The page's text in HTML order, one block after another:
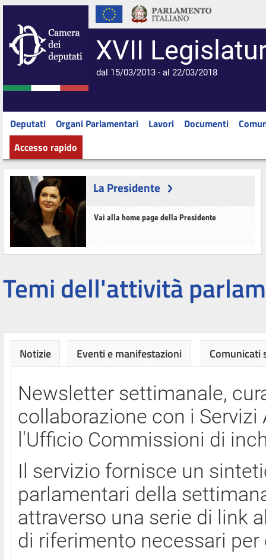
XVII
dal 15/03/2013 - al 22/03/2018
Deputati Organi Parlamentari Lavori Documenti
Accesso rapido
La Presidente
Vai alla home page della Presidente
Temi dell'attività
Notizie Eventi e manifestazioni Comunicati
Newsletter settimanale,
collaborazione con i
l'Ufficio Commissioni di
Il servizio fornisce un
parlamentari della
attraverso una serie di link
di riferimento necessari